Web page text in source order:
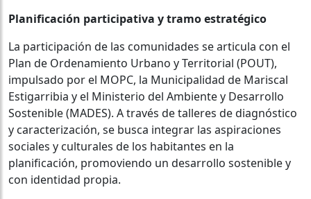
Planificación participativa y tramo estratégico
La participación de las comunidades se articula con el
Plan de Ordenamiento Urbano y Territorial (POUT),
impulsado por el MOPC, la Municipalidad de Mariscal
Estigarribia y el Ministerio del Ambiente y Desarrollo
Sostenible (MADES). A través de talleres de diagnóstico
y caracterización, se busca integrar las aspiraciones
sociales y culturales de los habitantes en la
planificación, promoviendo un desarrollo sostenible y
con identidad propia.